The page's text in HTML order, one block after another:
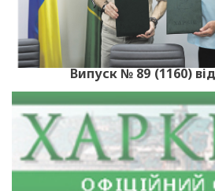
Випуск № 89 (1160)